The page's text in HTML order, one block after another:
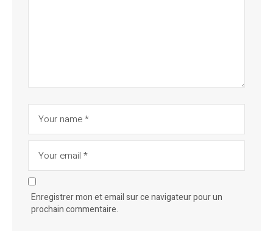
Enregistrer mon et email sur ce navigateur pour un
prochain commentaire.